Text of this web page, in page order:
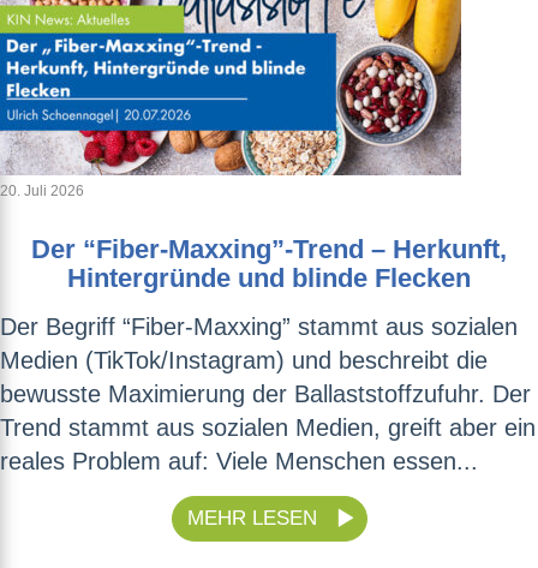
20. Juli 2026
Der “Fiber-Maxxing”-Trend – Herkunft,
Hintergründe und blinde Flecken
Der Begriff “Fiber-Maxxing” stammt aus sozialen
Medien (TikTok/Instagram) und beschreibt die
bewusste Maximierung der Ballaststoffzufuhr. Der
Trend stammt aus sozialen Medien, greift aber ein
reales Problem auf: Viele Menschen essen...
MEHR LESEN